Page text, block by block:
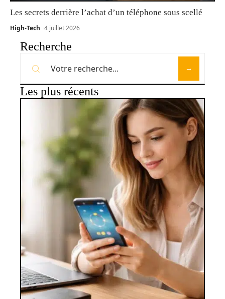
Les secrets derrière l’achat d’un téléphone sous scellé
High-Tech 4 juillet 2026
Recherche
Les plus récents